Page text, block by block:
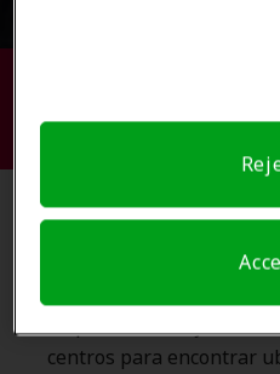
Notice (link here below).
preference signal, we will
Busque su
Gracias a nuestra
centros para encontrar